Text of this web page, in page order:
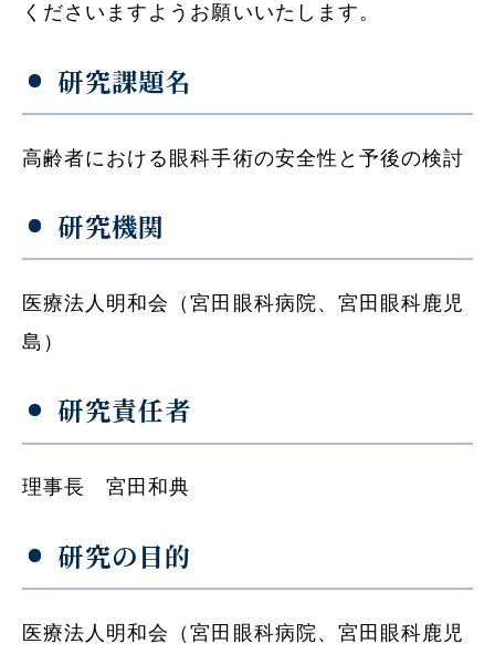
くださいますようお願いいたします。
研究課題名
高齢者における眼科手術の安全性と予後の検討
研究機関
医療法人明和会（宮田眼科病院、宮田眼科鹿児
島）
研究責任者
理事長 宮田和典
研究の目的
医療法人明和会（宮田眼科病院、宮田眼科鹿児